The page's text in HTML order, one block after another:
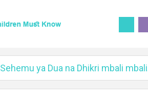
Sehemu ya Dua na Dhikri mbali